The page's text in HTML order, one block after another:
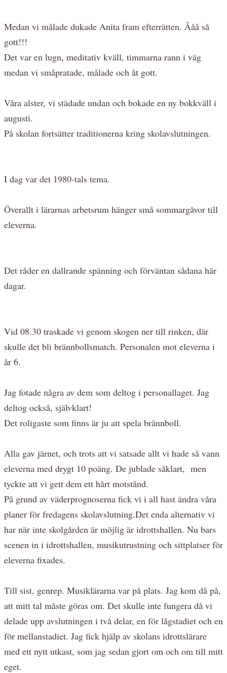
Medan vi målade dukade Anita fram efterrätten. Ååå så
gott!!!
Det var en lugn, meditativ kväll, timmarna rann i väg
medan vi småpratade, målade och åt gott.
Våra alster, vi städade undan och bokade en ny bokkväll i
augusti.
På skolan fortsätter traditionerna kring skolavslutningen.
I dag var det 1980-tals tema.
Överallt i lärarnas arbetsrum hänger små sommargåvor till
eleverna.
Det råder en dallrande spänning och förväntan sådana här
dagar.
Vid 08.30 traskade vi genom skogen ner till rinken, där
skulle det bli brännbollsmatch. Personalen mot eleverna i
år 6.
Jag fotade några av dem som deltog i personallaget. Jag
deltog också, självklart!
Det roligaste som finns är ju att spela brännboll.
Alla gav järnet, och trots att vi satsade allt vi hade så vann
eleverna med drygt 10 poäng. De jublade såklart, men
tyckte att vi gett dem ett hårt motstånd.
På grund av väderprognoserna fick vi i all hast ändra våra
planer för fredagens skolavslutning.Det enda alternativ vi
har när inte skolgården är möjlig är idrottshallen. Nu bars
scenen in i idrottshallen, musikutrustning och sittplatser för
eleverna fixades.
Till sist, genrep. Musiklärarna var på plats. Jag kom då på,
att mitt tal måste göras om. Det skulle inte fungera då vi
delade upp avslutningen i två delar, en för lågstadiet och en
för mellanstadiet. Jag fick hjälp av skolans idrottslärare
med ett nytt utkast, som jag sedan gjort om och om till mitt
eget.